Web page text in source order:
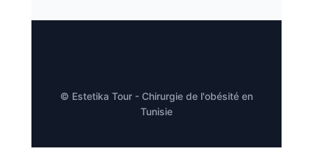
© Estetika Tour - Chirurgie de l'obésité en
Tunisie